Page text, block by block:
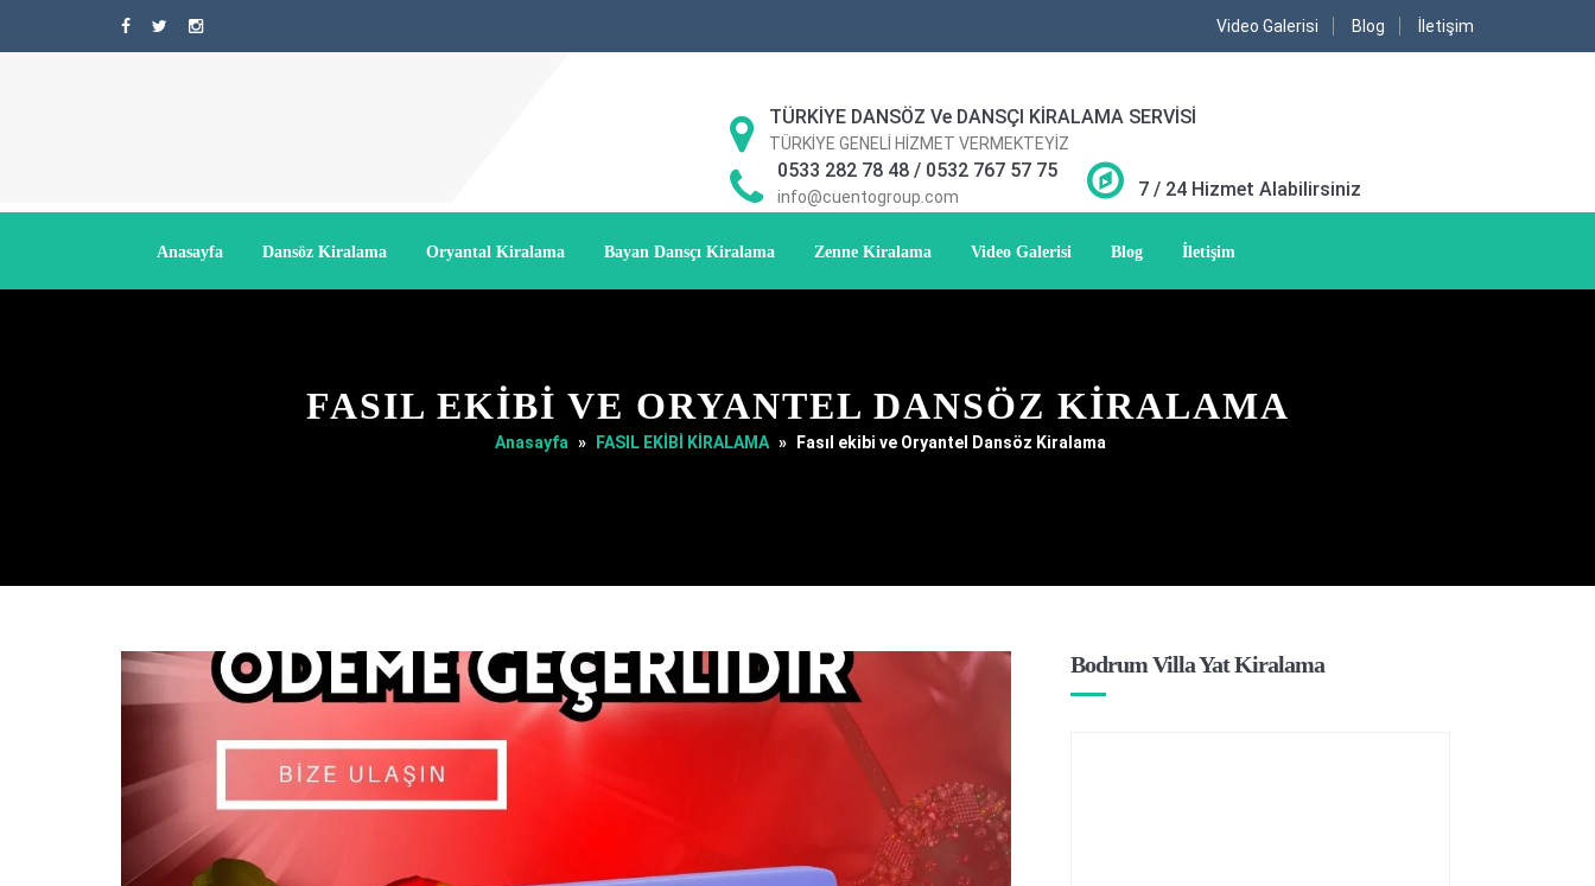
Video Galerisi Blog İletişim
TÜRKİYE DANSÖZ Ve DANSÇI KİRALAMA SERVİSİ
TÜRKİYE GENELİ HİZMET VERMEKTEYİZ
0533 282 78 48 / 0532 767 57 75
info@cuentogroup.com 7 / 24 Hizmet Alabilirsiniz
Anasayfa Dansöz Kiralama Oryantal Kiralama Bayan Dansçı Kiralama Zenne Kiralama Video Galerisi Blog İletişim
FASIL EKIBI VE ORYANTEL DANSÖZ KIRALAMA
Anasayfa » FASIL EKİBİ KİRALAMA » Fasıl ekibi ve Oryantel Dansöz Kiralama
Bodrum Villa Yat Kiralama